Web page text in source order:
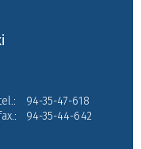
94-35-47-618
94-35-44-642